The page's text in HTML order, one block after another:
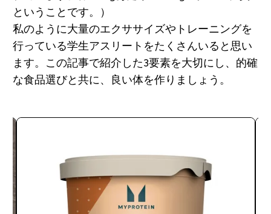
ということです。）
私のように大量のエクササイズやトレーニングを
行っている学生アスリートをたくさんいると思い
ます。この記事で紹介した3要素を大切にし、的確
な食品選びと共に、良い体を作りましょう。